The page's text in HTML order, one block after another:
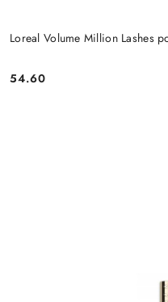
Loreal Volume Million Lashes
Cena:
54.60